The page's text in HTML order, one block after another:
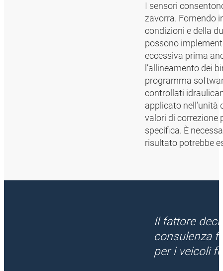
I sensori
zavorra. Fornendo
condizioni e della
possono
eccessiva prima
l’allineamento dei
programma
controllati
applicato nell’unità
valori di correzione
specifica. È
risultato potrebbe
Il fattore
consulenza
per i veicoli